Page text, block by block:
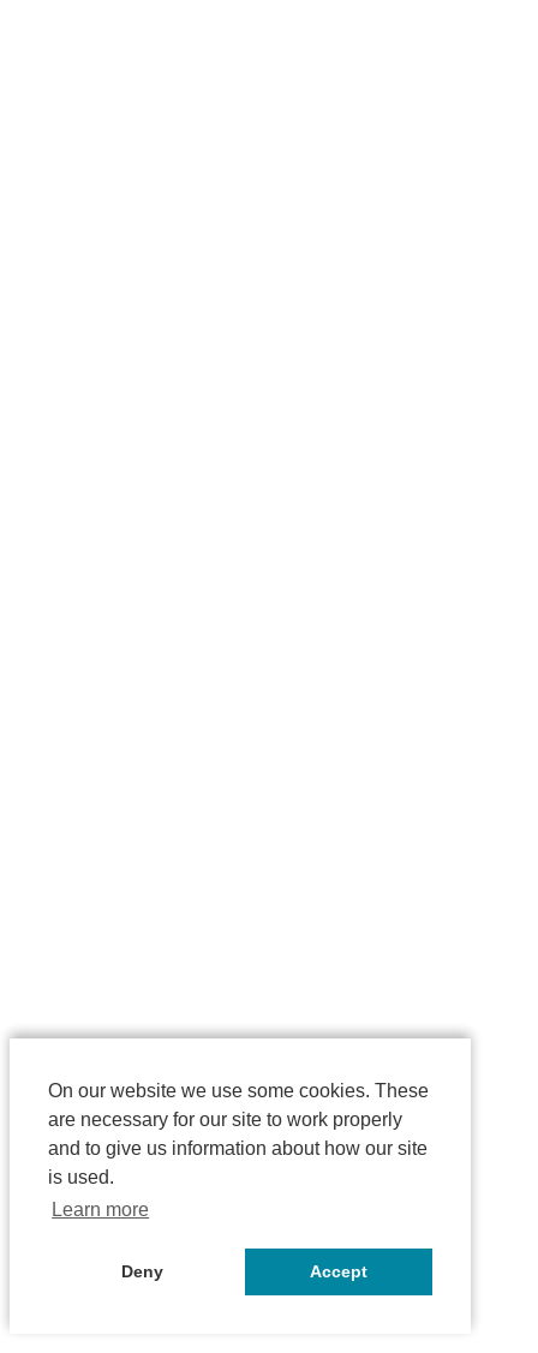
On our website we use some cookies. These
are necessary for our site to work properly
and to give us information about how our site
is used.
Learn more
Deny Accept